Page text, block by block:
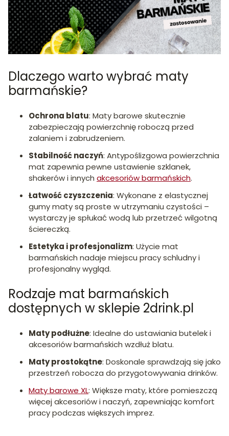
Dlaczego warto wybrać maty
barmańskie?
Ochrona blatu: Maty barowe skutecznie
zabezpieczają powierzchnię roboczą przed
zalaniem i zabrudzeniem.
Stabilność naczyń: Antypoślizgowa powierzchnia
mat zapewnia pewne ustawienie szklanek,
shakerów i innych akcesoriów barmańskich.
Łatwość czyszczenia: Wykonane z elastycznej
gumy maty są proste w utrzymaniu czystości –
wystarczy je spłukać wodą lub przetrzeć wilgotną
ściereczką.
Estetyka i profesjonalizm: Użycie mat
barmańskich nadaje miejscu pracy schludny i
profesjonalny wygląd.
Rodzaje mat barmańskich
dostępnych w sklepie 2drink.pl
Maty podłużne: Idealne do ustawiania butelek i
akcesoriów barmańskich wzdłuż blatu.
Maty prostokątne: Doskonale sprawdzają się jako
przestrzeń robocza do przygotowywania drinków.
Maty barowe XL: Większe maty, które pomieszczą
więcej akcesoriów i naczyń, zapewniając komfort
pracy podczas większych imprez.